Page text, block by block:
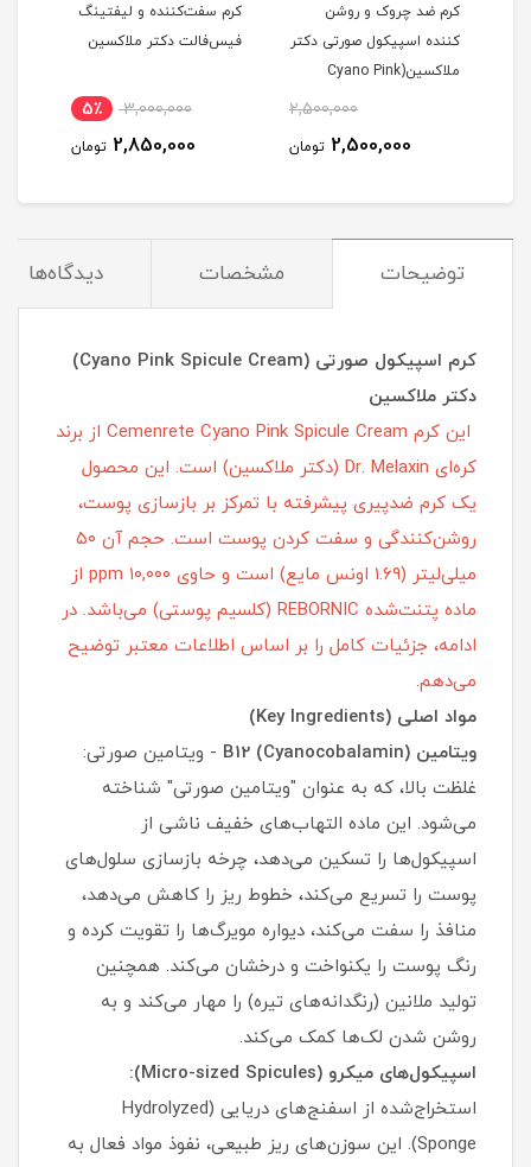
کرم ضد چروک و روشن
کننده اسپیکول صورتی دکتر
ملاکسین(Cyano Pink
2,500,000
2,500,000 تومان
کرم سفت‌کننده و لیفتینگ
فیس‌فالت دکتر ملاکسین
3,000,000 5٪
2,850,000 تومان
توضیحات مشخصات دیدگاه‌ها
کرم اسپیکول صورتی (Cyano Pink Spicule Cream)
دکتر ملاکسین
این کرم Cemenrete Cyano Pink Spicule Cream از برند
کره‌ای Dr. Melaxin (دکتر ملاکسین) است. این محصول
یک کرم ضدپیری پیشرفته با تمرکز بر بازسازی پوست،
روشن‌کنندگی و سفت کردن پوست است. حجم آن ۵۰
میلی‌لیتر (۱.۶۹ اونس مایع) است و حاوی ۱۰,۰۰۰ ppm از
ماده پتنت‌شده REBORNIC (کلسیم پوستی) می‌باشد. در
ادامه، جزئیات کامل را بر اساس اطلاعات معتبر توضیح
می‌دهم.
مواد اصلی (Key Ingredients)
ویتامین B12 (Cyanocobalamin)
- ویتامین صورتی:
غلظت بالا، که به عنوان "ویتامین صورتی" شناخته
می‌شود. این ماده التهاب‌های خفیف ناشی از
اسپیکول‌ها را تسکین می‌دهد، چرخه بازسازی سلول‌های
پوست را تسریع می‌کند، خطوط ریز را کاهش می‌دهد،
منافذ را سفت می‌کند، دیواره مویرگ‌ها را تقویت کرده و
رنگ پوست را یکنواخت و درخشان می‌کند. همچنین
تولید ملانین (رنگدانه‌های تیره) را مهار می‌کند و به
روشن شدن لک‌ها کمک می‌کند.
اسپیکول‌های میکرو (Micro-sized Spicules):
استخراج‌شده از اسفنج‌های دریایی (Hydrolyzed
Sponge). این سوزن‌های ریز طبیعی، نفوذ مواد فعال به